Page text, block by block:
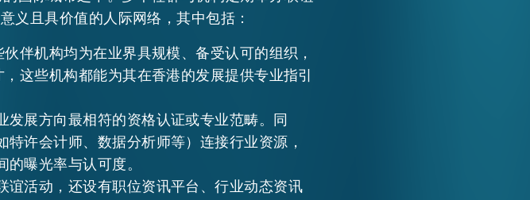
义且具价值的人际网络，其中包括：
伴机构均为在业界具规模、备受认可的组织，
这些机构都能为其在香港的发展提供专业指引
展方向最相符的资格认证或专业范畴。同
许会计师、数据分析师等）连接行业资源，
曝光率与认可度。
活动，还设有职位资讯平台、行业动态资讯